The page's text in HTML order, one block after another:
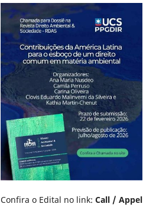
Confira o Edital no link: Call / Appel